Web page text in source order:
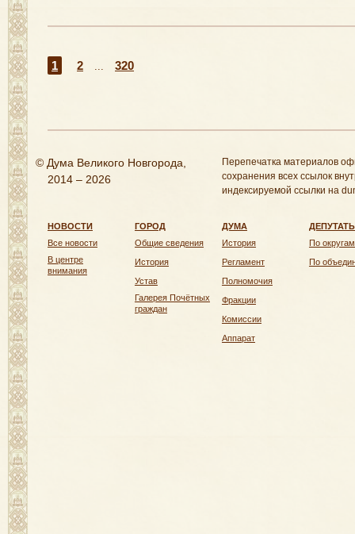
1 2 ... 320
© Дума Великого Новгорода,
2014 – 2026
Перепечатка материалов
сохранения всех ссылок
индексируемой ссылки на
НОВОСТИ
Все новости
В центре
внимания
ГОРОД
Общие сведения
История
Устав
Галерея Почётных
граждан
ДУМА
История
Регламент
Полномочия
Фракции
Комиссии
Аппарат
По округам
По